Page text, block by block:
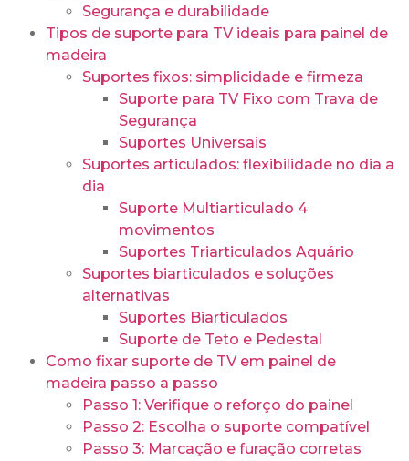
Segurança e durabilidade
Tipos de suporte para TV ideais para painel de
madeira
Suportes fixos: simplicidade e firmeza
Suporte para TV Fixo com Trava de
Segurança
Suportes Universais
Suportes articulados: flexibilidade no dia a
dia
Suporte Multiarticulado 4
movimentos
Suportes Triarticulados Aquário
Suportes biarticulados e soluções
alternativas
Suportes Biarticulados
Suporte de Teto e Pedestal
Como fixar suporte de TV em painel de
madeira passo a passo
Passo 1: Verifique o reforço do painel
Passo 2: Escolha o suporte compatível
Passo 3: Marcação e furação corretas